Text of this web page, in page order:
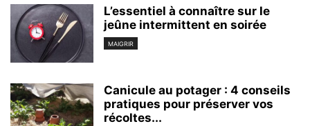
L’essentiel à connaître sur le
jeûne intermittent en soirée
MAIGRIR
Canicule au potager : 4 conseils
pratiques pour préserver vos
récoltes...